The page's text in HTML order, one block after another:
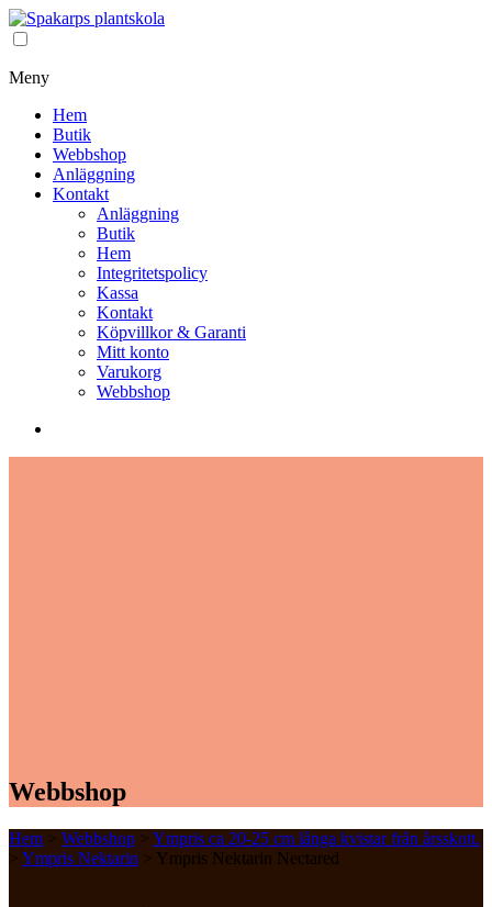
Meny
Hem
Butik
Webbshop
Anläggning
Kontakt
Anläggning
Butik
Hem
Integritetspolicy
Kassa
Kontakt
Köpvillkor & Garanti
Mitt konto
Varukorg
Webbshop
Webbshop
Hem > Webbshop > Ympris ca 20-25 cm långa kvistar från årsskott.
> Ympris Nektarin > Ympris Nektarin Nectared